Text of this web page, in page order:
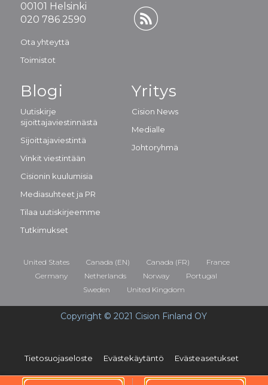
00101 Helsinki
020 786 2590
Ota yhteyttä
Toimistot
Blogi
Uutiskirje
sijoittajaviestinnästä
Sijoittajaviestintä
Vinkit viestintään
Cisionin kuulumisia
Mediasuhteet ja PR
Tilaa uutiskirjeemme
Tutkimukset
Yritys
Cision News
Medialle
Johtoryhmä
United States Canada (EN) Canada (FR)
France
Germany
Netherlands Norway
Portugal
Sweden
United Kingdom
Copyright © 2021 Cision Finland OY
Tietosuojaseloste Evästekäytäntö Evästeasetukset